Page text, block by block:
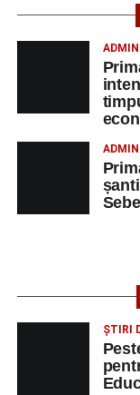
Lista publicată
denumirea
contact ale
adrese de e-
poată solicita
programul de lucru
Mai jos puteți
muncă
AGENT
Technology Srl
ȘTIRI